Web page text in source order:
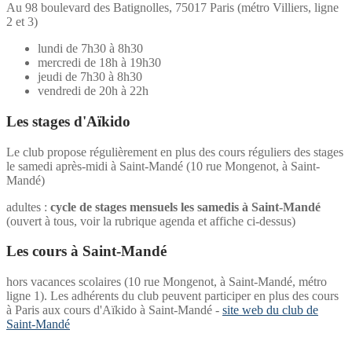
Au 98 boulevard des Batignolles, 75017 Paris (métro Villiers, ligne
2 et 3)
lundi de 7h30 à 8h30
mercredi de 18h à 19h30
jeudi de 7h30 à 8h30
vendredi de 20h à 22h
Les stages d'Aïkido
Le club propose régulièrement en plus des cours réguliers des stages
le samedi après-midi à Saint-Mandé (10 rue Mongenot, à Saint-
Mandé)
adultes : cycle de stages mensuels les samedis à Saint-Mandé
(ouvert à tous, voir la rubrique agenda et affiche ci-dessus)
Les cours à Saint-Mandé
hors vacances scolaires (10 rue Mongenot, à Saint-Mandé, métro
ligne 1). Les adhérents du club peuvent participer en plus des cours
à Paris aux cours d'Aïkido à Saint-Mandé - site web du club de
Saint-Mandé